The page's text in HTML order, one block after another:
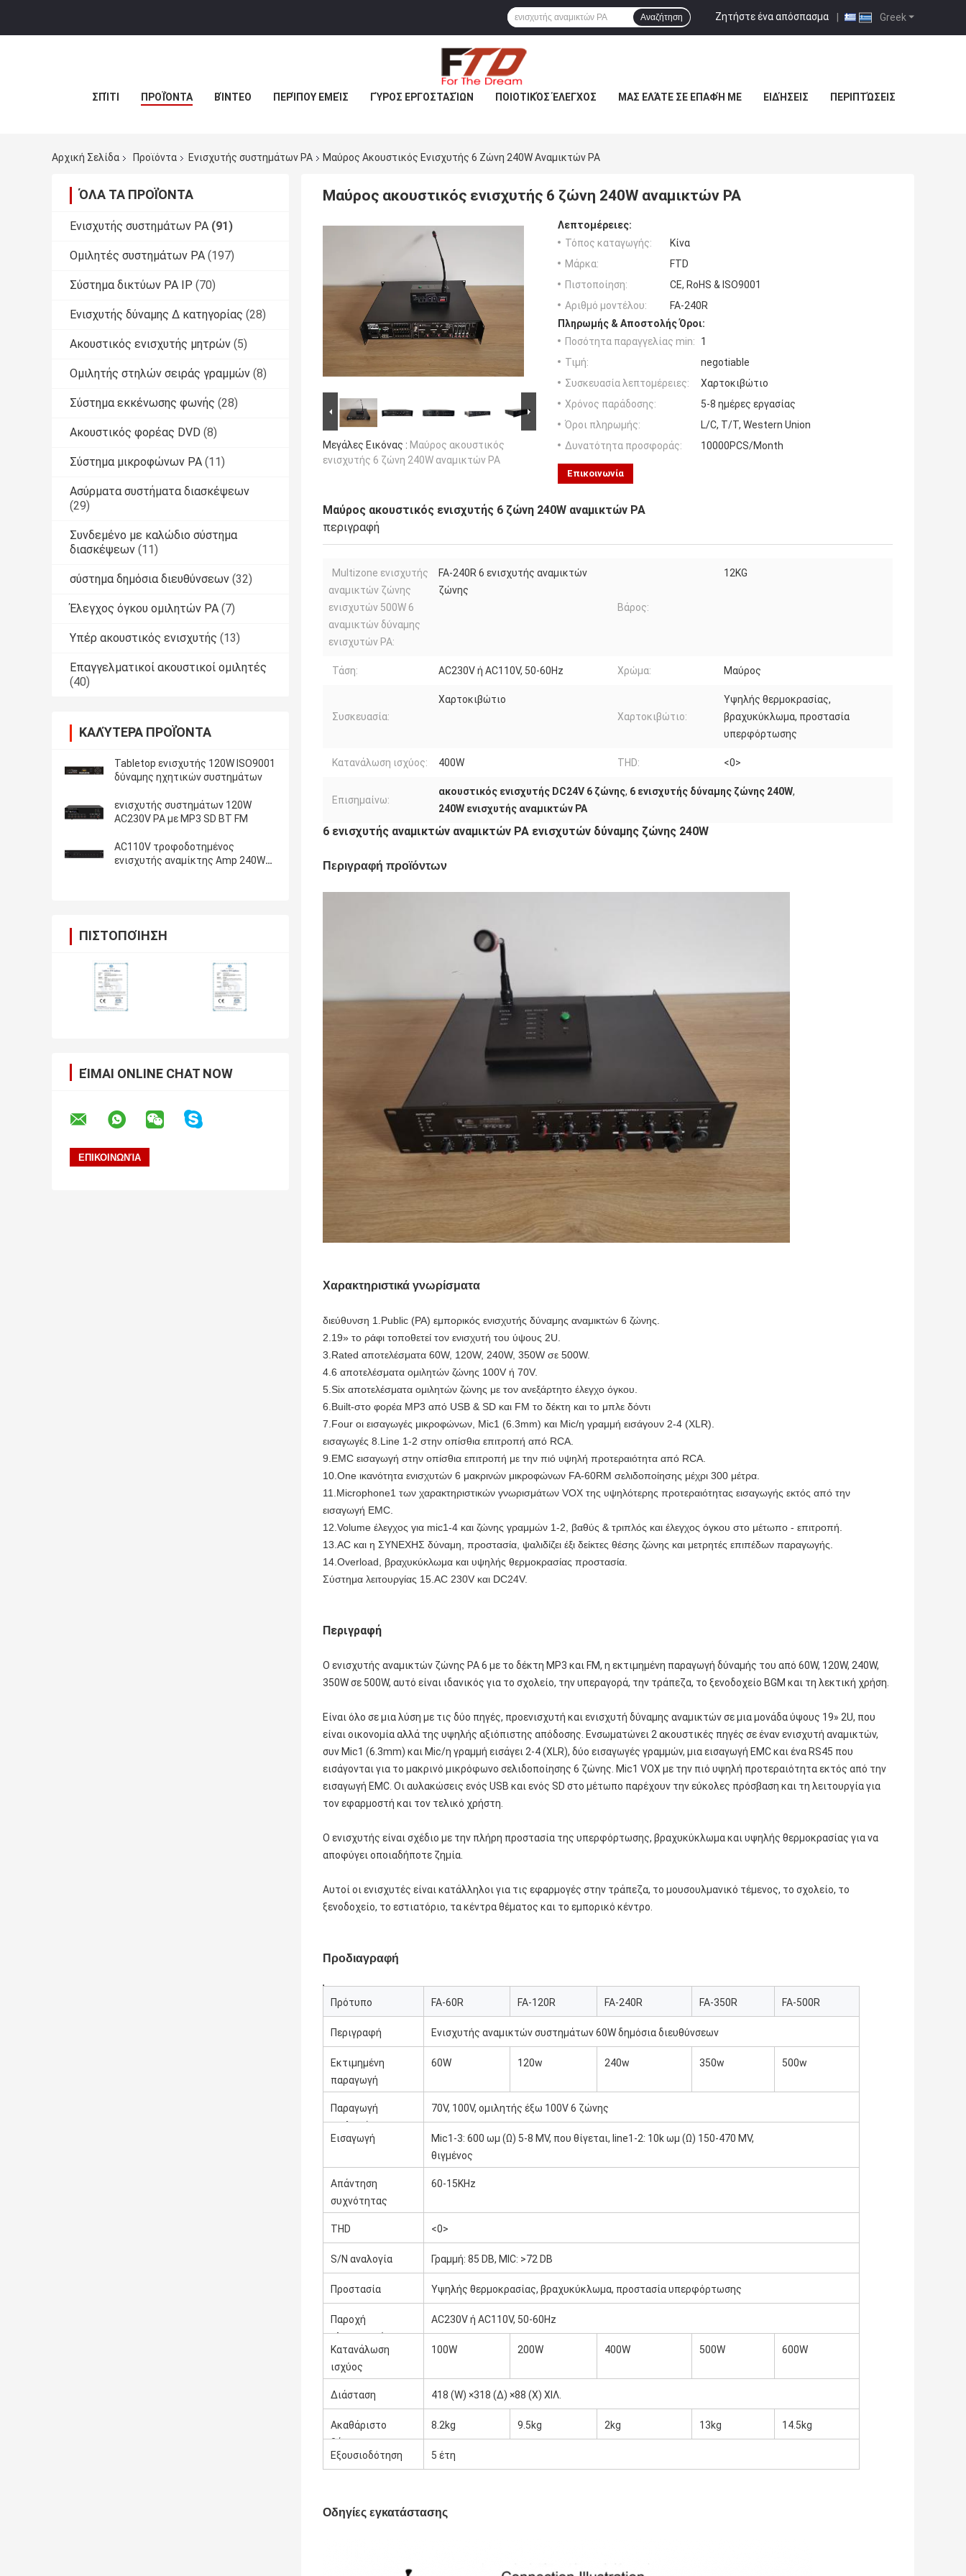
Greek
Ζητήστε ένα απόσπασμα |
Αναζήτηση
ΣΠΊΤΙ ΠΡΟΪΌΝΤΑ ΒΊΝΤΕΟ ΠΕΡΊΠΟΥ ΕΜΕΊΣ ΓΎΡΟΣ ΕΡΓΟΣΤΑΣΊΩΝ ΠΟΙΟΤΙΚΌΣ ΈΛΕΓΧΟΣ ΜΑΣ ΕΛΆΤΕ ΣΕ ΕΠΑΦΉ ΜΕ ΕΙΔΉΣΕΙΣ ΠΕΡΙΠΤΏΣΕΙΣ
Αρχική Σελίδα Προϊόντα Ενισχυτής συστημάτων PA Μαύρος Ακουστικός Ενισχυτής 6 Ζώνη 240W Αναμικτών PA
ΌΛΑ ΤΑ ΠΡΟΪΌΝΤΑ
Ενισχυτής συστημάτων PA (91)
Ομιλητές συστημάτων PA (197)
Σύστημα δικτύων PA IP (70)
Ενισχυτής δύναμης Δ κατηγορίας (28)
Ακουστικός ενισχυτής μητρών (5)
Ομιλητής στηλών σειράς γραμμών (8)
Σύστημα εκκένωσης φωνής (28)
Ακουστικός φορέας DVD (8)
Σύστημα μικροφώνων PA (11)
Ασύρματα συστήματα διασκέψεων
(29)
Συνδεμένο με καλώδιο σύστημα
διασκέψεων (11)
σύστημα δημόσια διευθύνσεων (32)
Έλεγχος όγκου ομιλητών PA (7)
Υπέρ ακουστικός ενισχυτής (13)
Επαγγελματικοί ακουστικοί ομιλητές
(40)
ΚΑΛΎΤΕΡΑ ΠΡΟΪΌΝΤΑ
Tabletop ενισχυτής 120W ISO9001
δύναμης ηχητικών συστημάτων
ενισχυτής συστημάτων 120W
AC230V PA με MP3 SD BT FM
AC110V τροφοδοτημένος
ενισχυτής αναμίκτης Amp 240W
ΠΙΣΤΟΠΟΊΗΣΗ
ΕΊΜΑΙ ONLINE CHAT NOW
Μαύρος ακουστικός ενισχυτής 6 ζώνη 240W αναμικτών PA
Μεγάλες Εικόνας : Μαύρος ακουστικός
ενισχυτής 6 ζώνη 240W αναμικτών PA
Λεπτομέρειες:
Τόπος καταγωγής:
Κίνα
Μάρκα:
FTD
Πιστοποίηση:
CE, RoHS & ISO9001
Αριθμό μοντέλου:
FA-240R
Πληρωμής & Αποστολής Όροι:
Ποσότητα παραγγελίας min:
1
Τιμή:
negotiable
Συσκευασία λεπτομέρειες:
Χαρτοκιβώτιο
Χρόνος παράδοσης:
5-8 ημέρες εργασίας
Όροι πληρωμής:
L/C, T/T, Western Union
Δυνατότητα προσφοράς:
10000PCS/Month
Επικοινωνία
Μαύρος ακουστικός ενισχυτής 6 ζώνη 240W αναμικτών PA
περιγραφή
Multizone ενισχυτής
αναμικτών ζώνης
ενισχυτών 500W 6
αναμικτών δύναμης
ενισχυτών PA:
FA-240R 6 ενισχυτής αναμικτών
ζώνης
Βάρος:
12KG
Τάση: AC230V ή AC110V, 50-60Hz Χρώμα: Μαύρος
Συσκευασία:
Χαρτοκιβώτιο
Χαρτοκιβώτιο:
Υψηλής θερμοκρασίας,
βραχυκύκλωμα, προστασία
υπερφόρτωσης
Κατανάλωση ισχύος: 400W THD: <0>
Επισημαίνω:
ακουστικός ενισχυτής DC24V 6 ζώνης, 6 ενισχυτής δύναμης ζώνης 240W,
240W ενισχυτής αναμικτών PA
6 ενισχυτής αναμικτών αναμικτών PA ενισχυτών δύναμης ζώνης 240W
Περιγραφή προϊόντων
Χαρακτηριστικά γνωρίσματα
διεύθυνση 1.Public (PA) εμπορικός ενισχυτής δύναμης αναμικτών 6 ζώνης.
2.19» το ράφι τοποθετεί τον ενισχυτή του ύψους 2U.
3.Rated αποτελέσματα 60W, 120W, 240W, 350W σε 500W.
4.6 αποτελέσματα ομιλητών ζώνης 100V ή 70V.
5.Six αποτελέσματα ομιλητών ζώνης με τον ανεξάρτητο έλεγχο όγκου.
6.Built-στο φορέα MP3 από USB & SD και FM το δέκτη και το μπλε δόντι
7.Four οι εισαγωγές μικροφώνων, Mic1 (6.3mm) και Mic/η γραμμή εισάγουν 2-4 (XLR).
εισαγωγές 8.Line 1-2 στην οπίσθια επιτροπή από RCA.
9.EMC εισαγωγή στην οπίσθια επιτροπή με την πιό υψηλή προτεραιότητα από RCA.
10.One ικανότητα ενισχυτών 6 μακρινών μικροφώνων FA-60RM σελιδοποίησης μέχρι 300 μέτρα.
11.Microphone1 των χαρακτηριστικών γνωρισμάτων VOX της υψηλότερης προτεραιότητας εισαγωγής εκτός από την
εισαγωγή EMC.
12.Volume έλεγχος για mic1-4 και ζώνης γραμμών 1-2, βαθύς & τριπλός και έλεγχος όγκου στο μέτωπο - επιτροπή.
13.AC και η ΣΥΝΕΧΗΣ δύναμη, προστασία, ψαλιδίζει έξι δείκτες θέσης ζώνης και μετρητές επιπέδων παραγωγής.
14.Overload, βραχυκύκλωμα και υψηλής θερμοκρασίας προστασία.
Σύστημα λειτουργίας 15.AC 230V και DC24V.
Περιγραφή
Ο ενισχυτής αναμικτών ζώνης PA 6 με το δέκτη MP3 και FM, η εκτιμημένη παραγωγή δύναμής του από 60W, 120W, 240W,
350W σε 500W, αυτό είναι ιδανικός για το σχολείο, την υπεραγορά, την τράπεζα, το ξενοδοχείο BGM και τη λεκτική χρήση.
Είναι όλο σε μια λύση με τις δύο πηγές, προενισχυτή και ενισχυτή δύναμης αναμικτών σε μια μονάδα ύψους 19» 2U, που
είναι οικονομία αλλά της υψηλής αξιόπιστης απόδοσης. Ενσωματώνει 2 ακουστικές πηγές σε έναν ενισχυτή αναμικτών,
συν Mic1 (6.3mm) και Mic/η γραμμή εισάγει 2-4 (XLR), δύο εισαγωγές γραμμών, μια εισαγωγή EMC και ένα RS45 που
εισάγονται για το μακρινό μικρόφωνο σελιδοποίησης 6 ζώνης. Mic1 VOX με την πιό υψηλή προτεραιότητα εκτός από την
εισαγωγή EMC. Οι αυλακώσεις ενός USB και ενός SD στο μέτωπο παρέχουν την εύκολες πρόσβαση και τη λειτουργία για
τον εφαρμοστή και τον τελικό χρήστη.
Ο ενισχυτής είναι σχέδιο με την πλήρη προστασία της υπερφόρτωσης, βραχυκύκλωμα και υψηλής θερμοκρασίας για να
αποφύγει οποιαδήποτε ζημία.
Αυτοί οι ενισχυτές είναι κατάλληλοι για τις εφαρμογές στην τράπεζα, το μουσουλμανικό τέμενος, το σχολείο, το
ξενοδοχείο, το εστιατόριο, τα κέντρα θέματος και το εμπορικό κέντρο.
Προδιαγραφή
Πρότυπο FA-60R FA-120R FA-240R FA-350R FA-500R
Περιγραφή Ενισχυτής αναμικτών συστημάτων 60W δημόσια διευθύνσεων
Εκτιμημένη
παραγωγή
60W 120w 240w 350w 500w
Παραγωγή
ομιλητών
70V, 100V, ομιλητής έξω 100V 6 ζώνης
Εισαγωγή
Mic1-3: 600 ωμ (Ω) 5-8 MV, που θίγεται, line1-2: 10k ωμ (Ω) 150-470 MV,
θιγμένος
Απάντηση
συχνότητας
60-15KHz
THD <0>
S/N αναλογία Γραμμή: 85 DB, MIC: >72 DB
Προστασία Υψηλής θερμοκρασίας, βραχυκύκλωμα, προστασία υπερφόρτωσης
Παροχή
ηλεκτρικού
ρεύματος
AC230V ή AC110V, 50-60Hz
Κατανάλωση
ισχύος
100W 200W 400W 500W 600W
Διάσταση 418 (W) ×318 (Δ) ×88 (Χ) ΧΙΛ.
Ακαθάριστο
βάρος
8.2kg 9.5kg 2kg 13kg 14.5kg
Εξουσιοδότηση 5 έτη
Οδηγίες εγκατάστασης